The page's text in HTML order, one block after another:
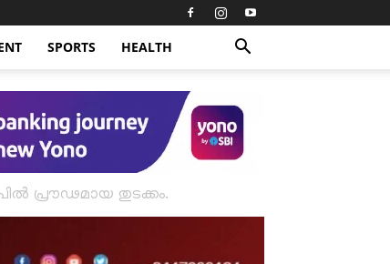
SPORTS HEALTH
പ്രൗഢമായ തുടക്കം.